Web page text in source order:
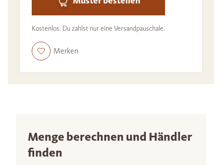
Kostenlos. Du zahlst nur eine Versandpauschale.
Merken
Menge berechnen und Händler
finden